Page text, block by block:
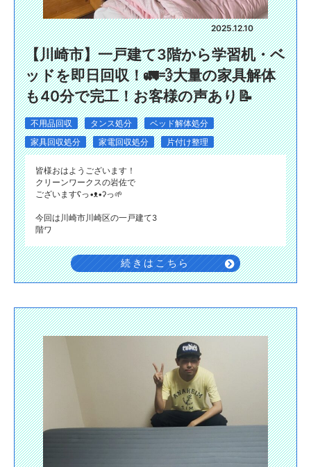
2025.12.10
【川崎市】一戸建て3階から学習机・ベ
ッドを即日回収！🚛💨大量の家具解体
も40分で完工！お客様の声あり📝
不用品回収 タンス処分
ベッド解体処分
家具回収処分
家電回収処分 片付け整理
皆様おはようございます！
クリーンワークスの岩佐で
ございますʕ⁠っ⁠•⁠ᴥ⁠•⁠ʔ⁠っ🌱
今回は川崎市川崎区の一戸建て3
階ワ
続きはこちら